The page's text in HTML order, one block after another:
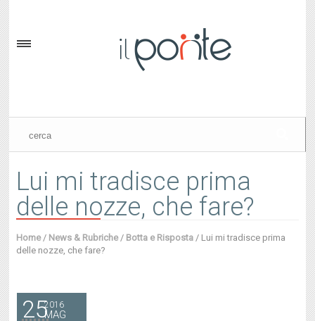
Lui mi tradisce prima
delle nozze, che fare?
Home / News & Rubriche / Botta e Risposta / Lui mi tradisce prima
delle nozze, che fare?
252016
MAG